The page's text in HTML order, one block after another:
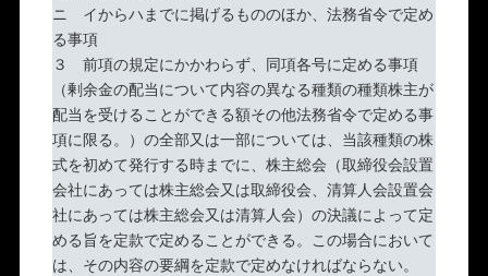
ニ イからハまでに掲げるもののほか、法務省令で定め
る事項
３ 前項の規定にかかわらず、同項各号に定める事項
（剰余金の配当について内容の異なる種類の種類株主が
配当を受けることができる額その他法務省令で定める事
項に限る。）の全部又は一部については、当該種類の株
式を初めて発行する時までに、株主総会（取締役会設置
会社にあっては株主総会又は取締役会、清算人会設置会
社にあっては株主総会又は清算人会）の決議によって定
める旨を定款で定めることができる。この場合において
は、その内容の要綱を定款で定めなければならない。